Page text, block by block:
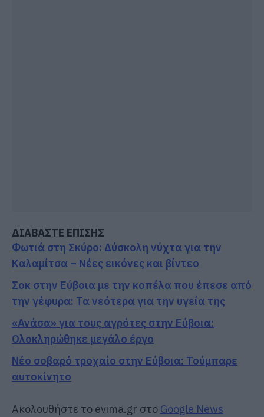
ΔΙΑΒΑΣΤΕ ΕΠΙΣΗΣ
Φωτιά στη Σκύρο: Δύσκολη νύχτα για την
Καλαμίτσα – Νέες εικόνες και βίντεο
Σοκ στην Εύβοια με την κοπέλα που έπεσε από
την γέφυρα: Τα νεότερα για την υγεία της
«Ανάσα» για τους αγρότες στην Εύβοια:
Ολοκληρώθηκε μεγάλο έργο
Νέο σοβαρό τροχαίο στην Εύβοια: Τούμπαρε
αυτοκίνητο
Ακολουθήστε το evima.gr στο Google News